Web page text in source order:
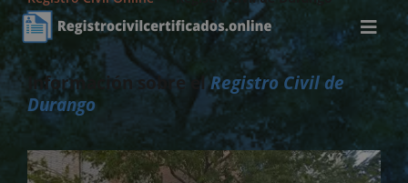
Información sobre elRegistro Civil de
Durango